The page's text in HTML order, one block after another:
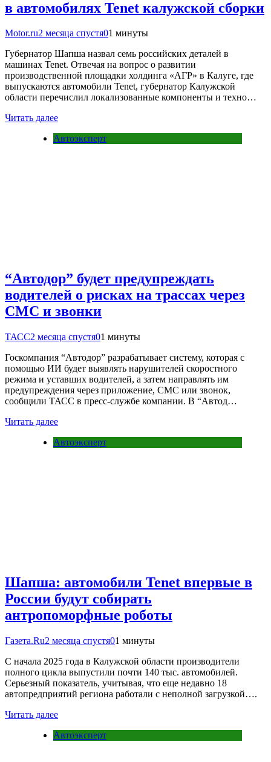
в автомобилях Tenet калужской сборки
Motor.ru2 месяца спустя01 минуты
Губернатор Шапша назвал семь российских деталей в
машинах Tenet. Отвечая на вопрос о развитии
производственной площадки холдинга «АГР» в Калуге, где
выпускаются автомобили Tenet, губернатор Калужской
области перечислил локализованные компоненты и техно…
Читать далее
Автоэксперт
“Автодор” будет предупреждать
водителей о рисках на трассах через
СМС и звонки
ТАСС2 месяца спустя01 минуты
Госкомпания “Автодор” разрабатывает систему, которая с
помощью ИИ будет выявлять нарушителей скоростного
режима и уставших водителей, а затем направлять им
предупреждения через приложение, СМС или звонок,
сообщили ТАСС в пресс-службе компании. В “Автод…
Читать далее
Автоэксперт
Шапша: автомобили Tenet впервые в
России будут собирать
антропоморфные роботы
Газета.Ru2 месяца спустя01 минуты
С начала 2025 года в Калужской области производители
полного цикла выпустили почти 140 тыс. автомобилей.
Серьезный показатель, учитывая, что еще недавно 18
автопредприятий региона работали с неполной загрузкой….
Читать далее
Автоэксперт